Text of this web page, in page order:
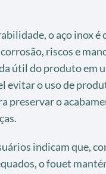
o aço inox é
riscos e
útil do produto em
evitar o uso de
preservar o
indicam que,
o fouet